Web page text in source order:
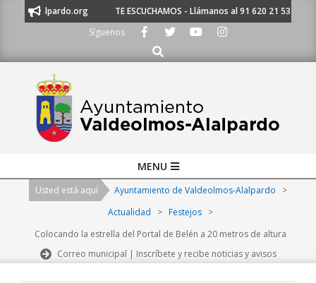
TE ESCUCHAMOS - Llámanos al 91 620 21 53 o
Síguenos
Buscar
Navigation
MENU
Usted está aquí Ayuntamiento de Valdeolmos-Alalpardo
>
Actualidad
> Festejos
>
Colocando la estrella del Portal de Belén a 20 metros de altura
Correo municipal | Inscríbete y recibe noticias y avisos